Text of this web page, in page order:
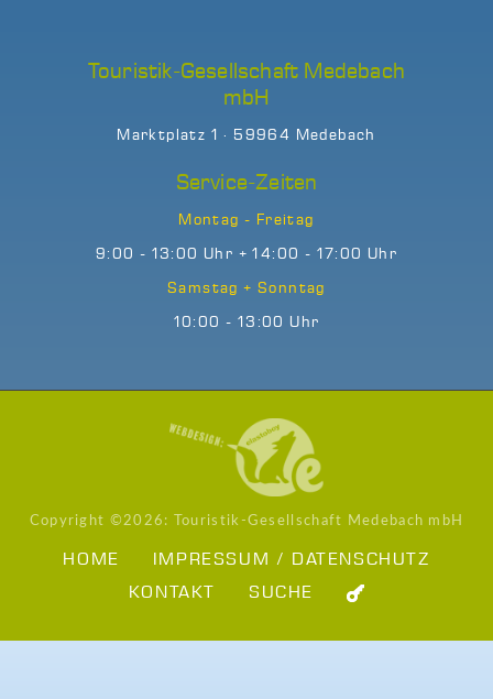
Touristik-Gesellschaft Medebach
mbH
Marktplatz 1 · 59964 Medebach
Service-Zeiten
Montag - Freitag
9:00 - 13:00 Uhr + 14:00 - 17:00 Uhr
Samstag + Sonntag
10:00 - 13:00 Uhr
Copyright ©2026: Touristik-Gesellschaft Medebach mbH
HOME
IMPRESSUM / DATENSCHUTZ
KONTAKT
SUCHE